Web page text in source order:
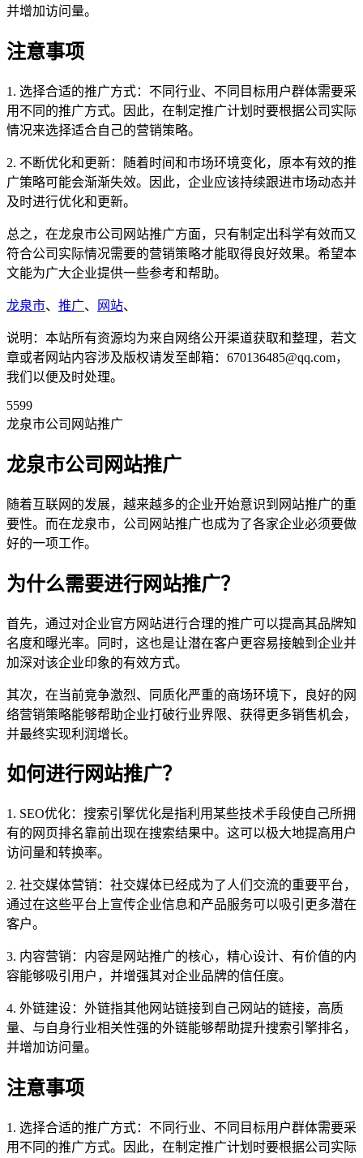
并增加访问量。
注意事项
1. 选择合适的推广方式：不同行业、不同目标用户群体需要采
用不同的推广方式。因此，在制定推广计划时要根据公司实际
情况来选择适合自己的营销策略。
2. 不断优化和更新：随着时间和市场环境变化，原本有效的推
广策略可能会渐渐失效。因此，企业应该持续跟进市场动态并
及时进行优化和更新。
总之，在龙泉市公司网站推广方面，只有制定出科学有效而又
符合公司实际情况需要的营销策略才能取得良好效果。希望本
文能为广大企业提供一些参考和帮助。
龙泉市、 推广、 网站、
说明：本站所有资源均为来自网络公开渠道获取和整理，若文
章或者网站内容涉及版权请发至邮箱：670136485@qq.com，
我们以便及时处理。
5599
龙泉市公司网站推广
龙泉市公司网站推广
随着互联网的发展，越来越多的企业开始意识到网站推广的重
要性。而在龙泉市，公司网站推广也成为了各家企业必须要做
好的一项工作。
为什么需要进行网站推广？
首先，通过对企业官方网站进行合理的推广可以提高其品牌知
名度和曝光率。同时，这也是让潜在客户更容易接触到企业并
加深对该企业印象的有效方式。
其次，在当前竞争激烈、同质化严重的商场环境下，良好的网
络营销策略能够帮助企业打破行业界限、获得更多销售机会，
并最终实现利润增长。
如何进行网站推广？
1. SEO优化：搜索引擎优化是指利用某些技术手段使自己所拥
有的网页排名靠前出现在搜索结果中。这可以极大地提高用户
访问量和转换率。
2. 社交媒体营销：社交媒体已经成为了人们交流的重要平台，
通过在这些平台上宣传企业信息和产品服务可以吸引更多潜在
客户。
3. 内容营销：内容是网站推广的核心，精心设计、有价值的内
容能够吸引用户，并增强其对企业品牌的信任度。
4. 外链建设：外链指其他网站链接到自己网站的链接，高质
量、与自身行业相关性强的外链能够帮助提升搜索引擎排名，
并增加访问量。
注意事项
1. 选择合适的推广方式：不同行业、不同目标用户群体需要采
用不同的推广方式。因此，在制定推广计划时要根据公司实际